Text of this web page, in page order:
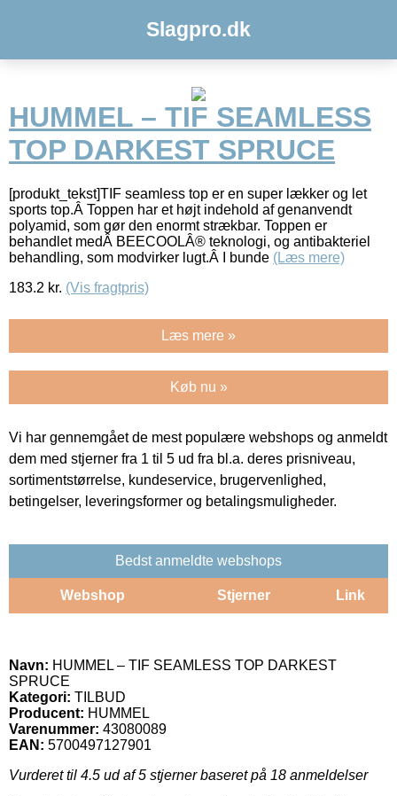
Slagpro.dk
HUMMEL – TIF SEAMLESS
TOP DARKEST SPRUCE
[produkt_tekst]TIF seamless top er en super lækker og let
sports top.Â Toppen har et højt indehold af genanvendt
polyamid, som gør den enormt strækbar. Toppen er
behandlet medÂ BEECOOLÂ® teknologi, og antibakteriel
behandling, som modvirker lugt.Â I bunde (Læs mere)
183.2 kr. (Vis fragtpris)
Læs mere »
Køb nu »
Vi har gennemgået de mest populære webshops og anmeldt
dem med stjerner fra 1 til 5 ud fra bl.a. deres prisniveau,
sortimentstørrelse, kundeservice, brugervenlighed,
betingelser, leveringsformer og betalingsmuligheder.
Bedst anmeldte webshops
Webshop Stjerner Link
Navn: HUMMEL – TIF SEAMLESS TOP DARKEST
SPRUCE
Kategori: TILBUD
Producent: HUMMEL
Varenummer: 43080089
EAN: 5700497127901
Vurderet til 4.5 ud af 5 stjerner baseret på 18 anmeldelser